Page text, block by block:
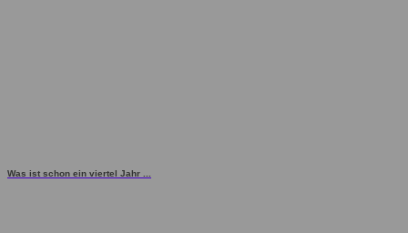
Was ist schon ein viertel Jahr ...